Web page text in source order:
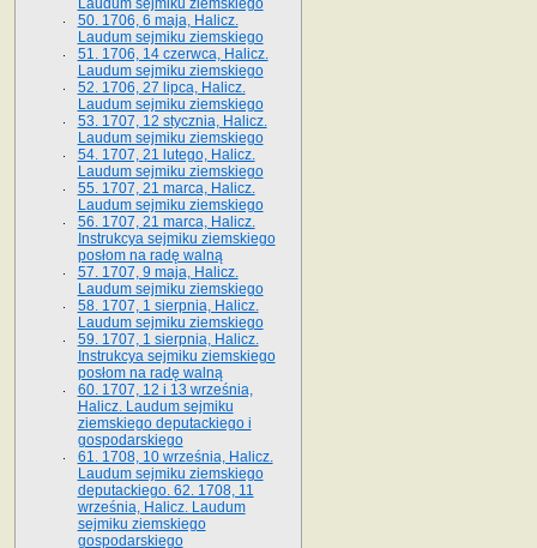
Laudum sejmiku ziemskiego
50. 1706, 6 maja, Halicz.
Laudum sejmiku ziemskiego
51. 1706, 14 czerwca, Halicz.
Laudum sejmiku ziemskiego
52. 1706, 27 lipca, Halicz.
Laudum sejmiku ziemskiego
53. 1707, 12 stycznia, Halicz.
Laudum sejmiku ziemskiego
54. 1707, 21 lutego, Halicz.
Laudum sejmiku ziemskiego
55. 1707, 21 marca, Halicz.
Laudum sejmiku ziemskiego
56. 1707, 21 marca, Halicz.
Instrukcya sejmiku ziemskiego
posłom na radę walną
57. 1707, 9 maja, Halicz.
Laudum sejmiku ziemskiego
58. 1707, 1 sierpnia, Halicz.
Laudum sejmiku ziemskiego
59. 1707, 1 sierpnia, Halicz.
Instrukcya sejmiku ziemskiego
posłom na radę walną
60. 1707, 12 i 13 września,
Halicz. Laudum sejmiku
ziemskiego deputackiego i
gospodarskiego
61. 1708, 10 września, Halicz.
Laudum sejmiku ziemskiego
deputackiego. 62. 1708, 11
września, Halicz. Laudum
sejmiku ziemskiego
gospodarskiego